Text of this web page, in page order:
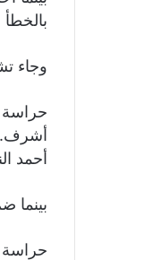
وجاء
حراسة
أحمد
حراسة